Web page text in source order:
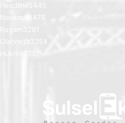
Headline
5445
Nasional
4478
Ragam
3291
Olahraga
3254